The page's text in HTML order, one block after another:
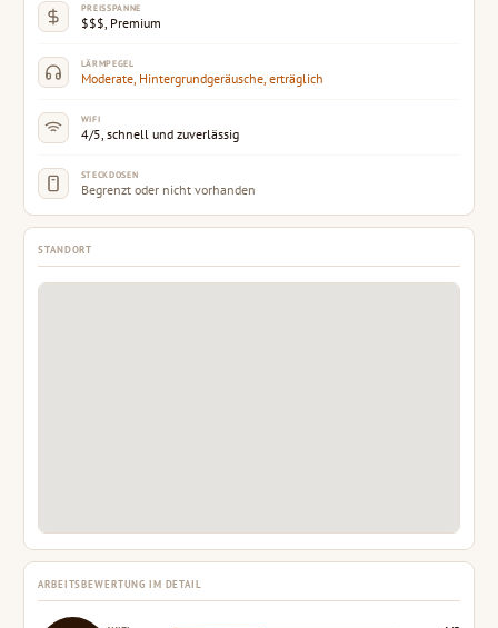
PREISSPANNE
$$$, Premium
LÄRMPEGEL
Moderate, Hintergrundgeräusche, erträglich
WIFI
4/5, schnell und zuverlässig
STECKDOSEN
Begrenzt oder nicht vorhanden
STANDORT
ARBEITSBEWERTUNG IM DETAIL